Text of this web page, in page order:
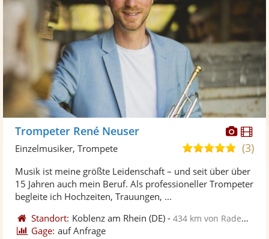
Fotos
Trompeter René Neuser
5,0
5
(3)
Einzelmusiker, Trompete
Musik ist meine größte Leidenschaft – und seit über über
15 Jahren auch mein Beruf. Als professioneller Trompeter
begleite ich Hochzeiten, Trauungen, ...
Standort: Koblenz am Rhein (DE) -434 km von Radebeul
Gage: auf Anfrage